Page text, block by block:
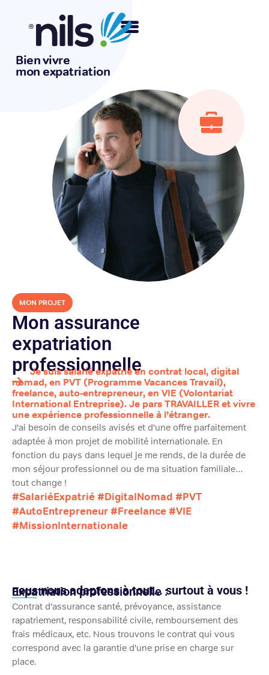
Bien vivre
mon expatriation
MON PROJET
Mon assurance
expatriation
professionnelle
Je suis salarié expatrié en contrat local, digital
nomad, en PVT (Programme Vacances Travail),
freelance, auto-entrepreneur, en VIE (Volontariat
International Entreprise). Je pars TRAVAILLER et vivre
une expérience professionnelle à l’étranger.
J’ai besoin de conseils avisés et d’une offre parfaitement
adaptée à mon projet de mobilité internationale. En
fonction du pays dans lequel je me rends, de la durée de
mon séjour professionnel ou de ma situation familiale…
tout change !
#SalariéExpatrié#DigitalNomad #PVT
#AutoEntrepreneur#Freelance#VIE
#MissionInternationale
Expatriation professionnelle :
nous nous adaptons à tout… surtout à vous !​
Contrat d’assurance santé, prévoyance, assistance
rapatriement, responsabilité civile, remboursement des
frais médicaux, etc. Nous trouvons le contrat qui vous
correspond avec la garantie d’une prise en charge sur
place.